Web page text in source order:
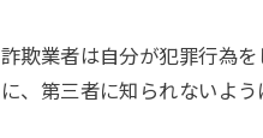
詐欺業者は自分が犯罪行為
に、第三者に知られないよう